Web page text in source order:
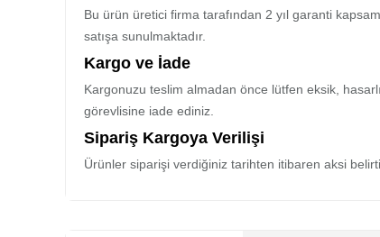
Bu ürün üretici firma tarafından 2 yıl garanti
satışa sunulmaktadır.
Kargo ve İade
Kargonuzu teslim almadan önce lütfen eksik,
görevlisine iade ediniz.
Sipariş Kargoya Verilişi
Ürünler siparişi verdiğiniz tarihten itibaren aksi